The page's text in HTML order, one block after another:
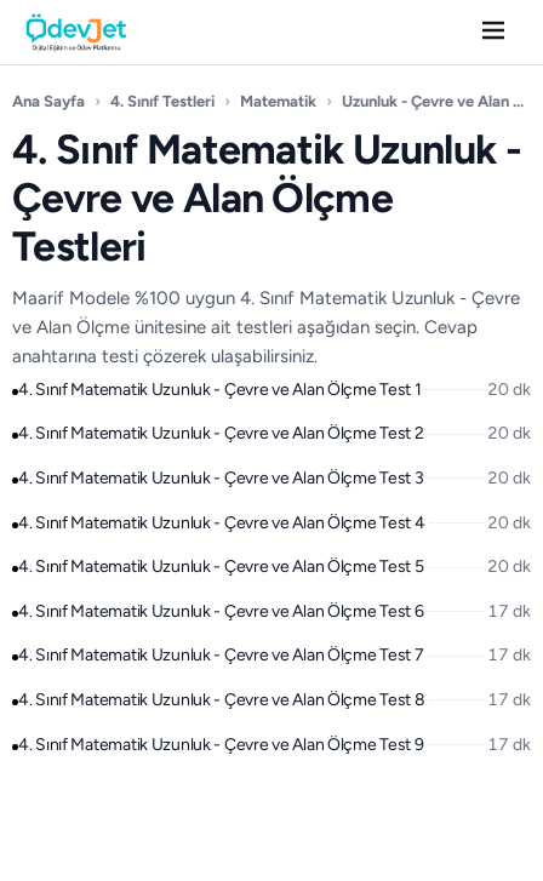
Ana Sayfa › 4. Sınıf Testleri › Matematik › Uzunluk - Çevre ve Alan Ölçme
4. Sınıf Matematik Uzunluk -
Çevre ve Alan Ölçme
Testleri
Maarif Modele %100 uygun 4. Sınıf Matematik Uzunluk - Çevre
ve Alan Ölçme ünitesine ait testleri aşağıdan seçin. Cevap
anahtarına testi çözerek ulaşabilirsiniz.
4. Sınıf Matematik Uzunluk - Çevre ve Alan Ölçme Test 1 20 dk
4. Sınıf Matematik Uzunluk - Çevre ve Alan Ölçme Test 2 20 dk
4. Sınıf Matematik Uzunluk - Çevre ve Alan Ölçme Test 3 20 dk
4. Sınıf Matematik Uzunluk - Çevre ve Alan Ölçme Test 4 20 dk
4. Sınıf Matematik Uzunluk - Çevre ve Alan Ölçme Test 5 20 dk
4. Sınıf Matematik Uzunluk - Çevre ve Alan Ölçme Test 6 17 dk
4. Sınıf Matematik Uzunluk - Çevre ve Alan Ölçme Test 7 17 dk
4. Sınıf Matematik Uzunluk - Çevre ve Alan Ölçme Test 8 17 dk
4. Sınıf Matematik Uzunluk - Çevre ve Alan Ölçme Test 9 17 dk